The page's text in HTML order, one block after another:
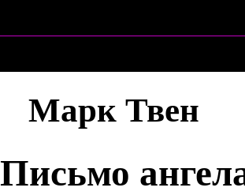
Марк Твен
Письмо